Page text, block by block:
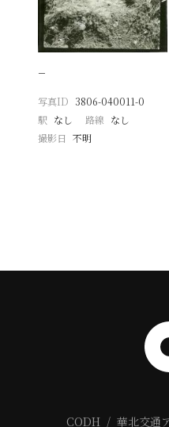
−
写真ID 3806-040011-0
駅 なし 路線 なし
撮影日
不明
CODH 華北交通